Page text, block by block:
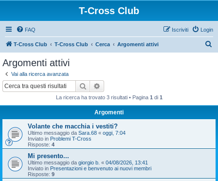
T-Cross Club
FAQ Login
Iscriviti
T-Cross Club T-Cross Club Cerca Argomenti attivi
Argomenti attivi
Vai alla ricerca avanzata
Cerca
La ricerca ha trovato 3 risultati • Pagina 1 di 1
Argomenti
Volante che macchia i vestiti?
Ultimo messaggio da Sara.68 « oggi, 7:04
Inviato in Problemi T-Cross
Risposte: 4
Mi presento...
Ultimo messaggio da giorgio b. « 04/08/2026, 13:41
Inviato in Presentazioni e benvenuto ai nuovi membri
Risposte: 9